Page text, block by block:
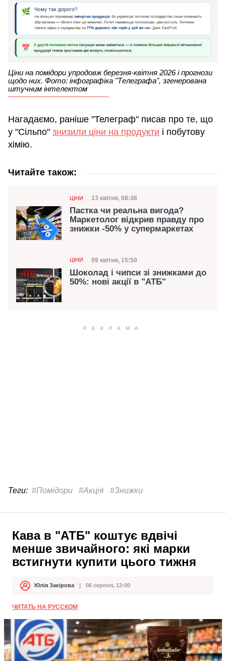
Ціни на помідори упродовж березня-квітня 2026 і прогнози
щодо них. Фото: інфографіка "Телеграфа", згенерована
штучним інтелектом
Нагадаємо, раніше "Телеграф" писав про те, що
у "Сільпо" знизили ціни на продукти і побутову
хімію.
Читайте також:
Категорія
ЦІНИ Дата публікації
13 квітня, 08:48
Пастка чи реальна вигода?
Маркетолог відкрив правду про
знижки -50% у супермаркетах
Категорія
ЦІНИ Дата публікації
09 квітня, 15:50
Шоколад і чипси зі знижками до
50%: нові акції в "АТБ"
Теги: #Помідори #Акція #Знижки